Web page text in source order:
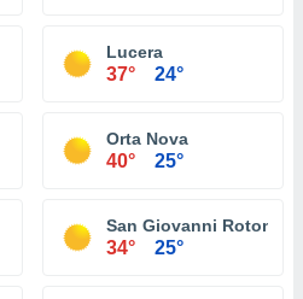
Lucera
37° 24°
Orta Nova
40° 25°
San Giovanni Rotondo
34° 25°